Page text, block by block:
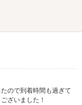
ので到着時間も過ぎて
ざいました！